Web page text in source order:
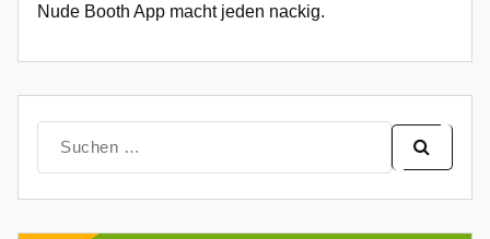
Nude Booth App macht jeden nackig.
nach: